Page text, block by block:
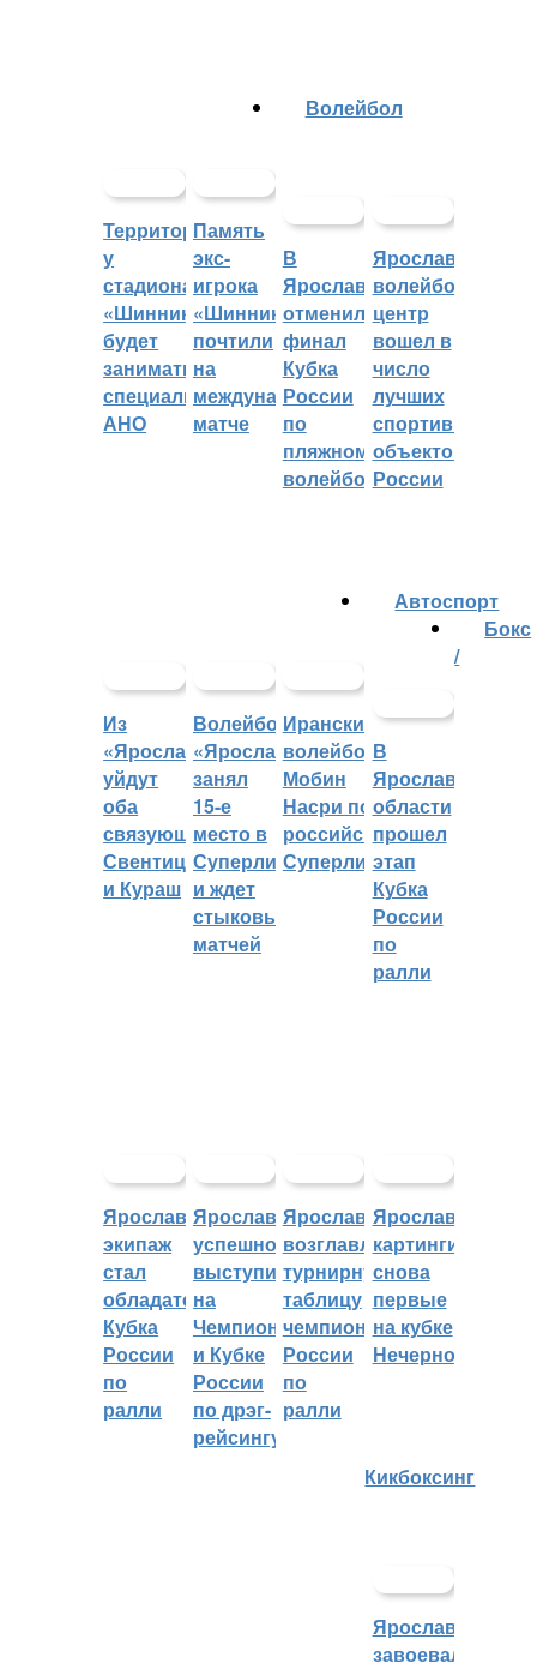
Территорией
у
стадиона
«Шинник»
будет
заниматься
специальное
АНО
Память
экс-
игрока
«Шинника»
почтили
на
международном
матче
Волейбол
В
Ярославле
отменили
финал
Кубка
России
по
пляжному
волейболу
Ярославский
волейбольный
центр
вошел в
число
лучших
спортивных
объектов
России
Из
«Ярославича»
уйдут
оба
связующих:
Свентицкис
и Кураш
Волейбольный
«Ярославич»
занял
15-е
место в
Суперлиге
и ждет
стыковых
матчей
Иранский
волейболист
Мобин
Насри покинет
российскую
Суперлигу
Автоспорт
В
Ярославской
области
прошел
этап
Кубка
России
по
ралли
Ярославский
экипаж
стал
обладателем
Кубка
России
по
ралли
Ярославцы
успешно
выступили
на
Чемпионате
и Кубке
России
по дрэг-
рейсингу
Ярославцы
возглавляют
турнирную
таблицу
чемпионата
России
по
ралли
Ярославские
картингисты
снова
первые
на кубке
Нечерноземья
Бокс
/
Кикбоксинг
Ярославцы
завоевали